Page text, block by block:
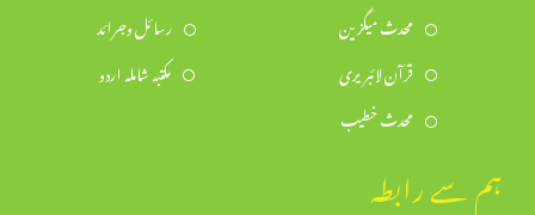
محدث میگزین
رسائل وجرائد
قرآن لائبریری
مکتبہ شاملہ اردو
محدث خطیب
ہم سے رابطہ